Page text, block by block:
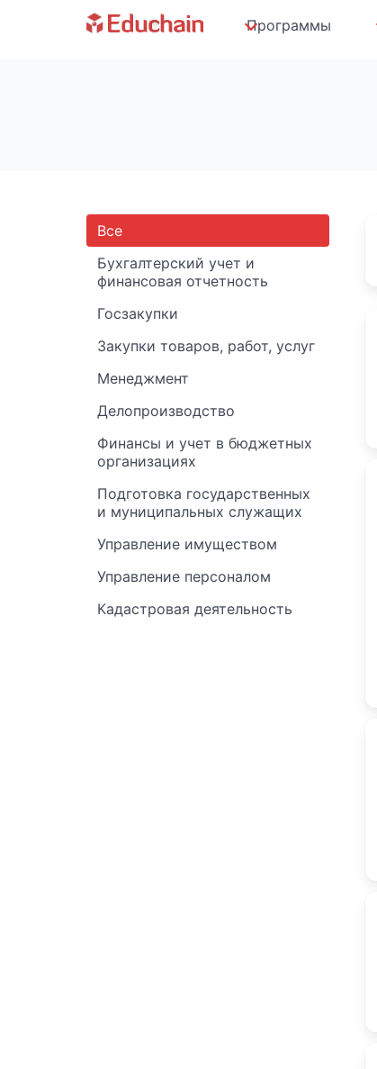
Программы
Все
Бухгалтерский учет и
финансовая отчетность
Госзакупки
Закупки товаров, работ, услуг
Менеджмент
Делопроизводство
Финансы и учет в бюджетных
организациях
Подготовка государственных
и муниципальных служащих
Управление имуществом
Управление персоналом
Кадастровая деятельность